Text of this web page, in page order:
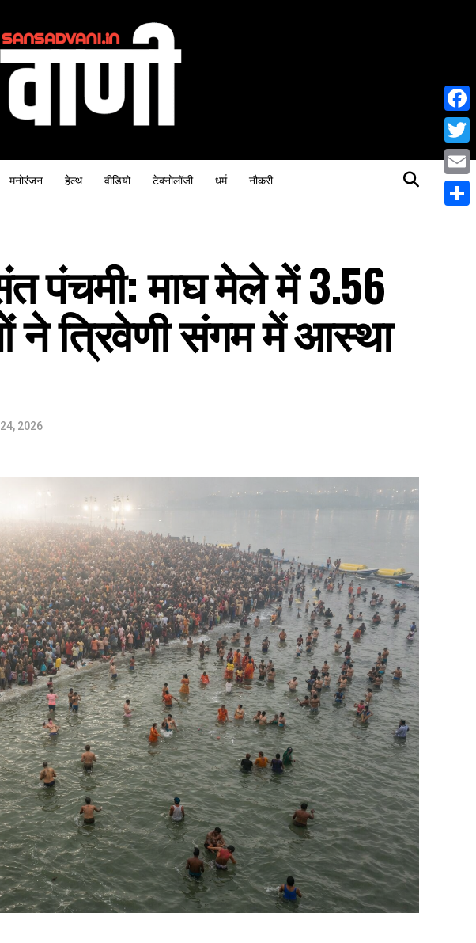
मनोरंजन हेल्थ वीडियो टेक्नोलॉजी धर्म नौकरी
पंचमी: माघ मेले में 3.56
ने त्रिवेणी संगम में आस्था
2026
Email